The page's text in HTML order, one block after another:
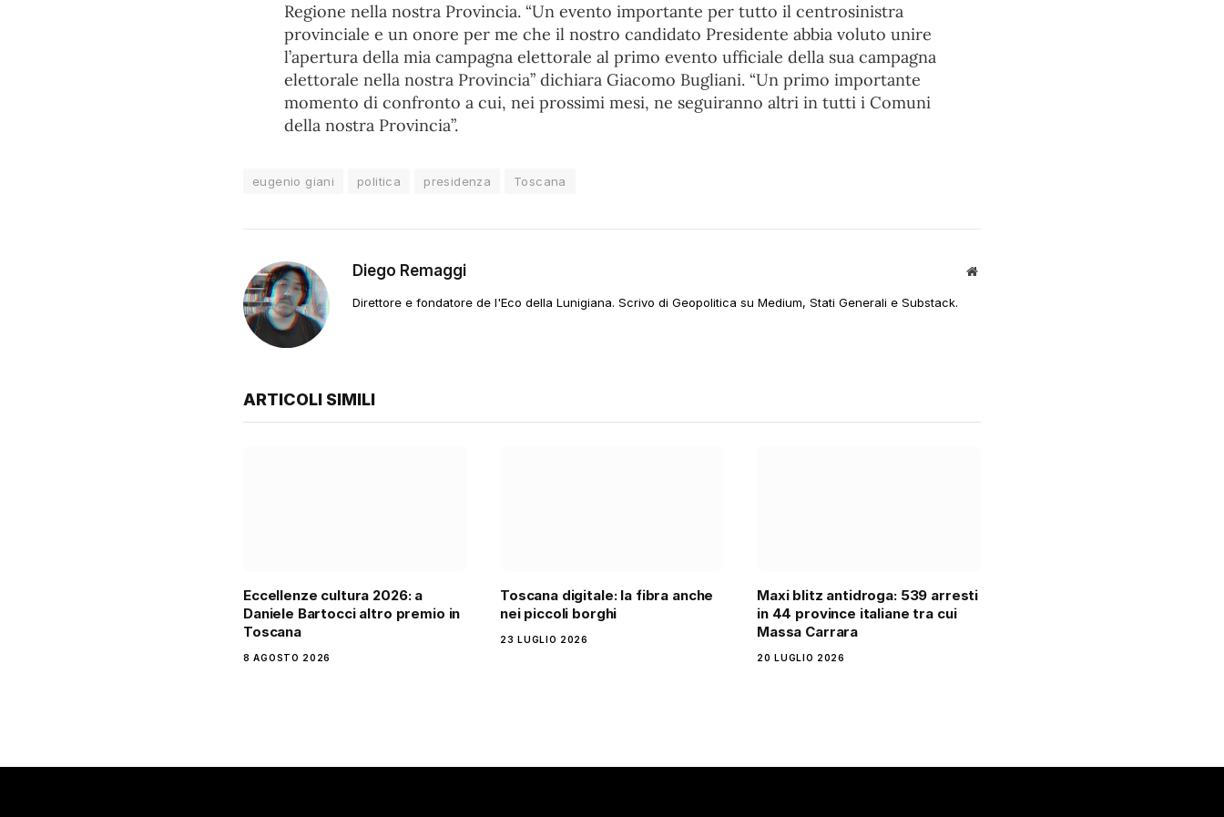
Regione nella nostra Provincia. “Un evento importante per tutto il centrosinistra
provinciale e un onore per me che il nostro candidato Presidente abbia voluto unire
l’apertura della mia campagna elettorale al primo evento ufficiale della sua campagna
elettorale nella nostra Provincia” dichiara Giacomo Bugliani. “Un primo importante
momento di confronto a cui, nei prossimi mesi, ne seguiranno altri in tutti i Comuni
della nostra Provincia”.
eugenio giani politica presidenza Toscana
Diego Remaggi
Sito
Direttore e fondatore de l'Eco della Lunigiana. Scrivo di Geopolitica su Medium, Stati Generali e Substack.
ARTICOLI SIMILI
Eccellenze cultura 2026: a
Daniele Bartocci altro premio in
Toscana
8 AGOSTO 2026
Toscana digitale: la fibra anche
nei piccoli borghi
23 LUGLIO 2026
Maxi blitz antidroga: 539 arresti
in 44 province italiane tra cui
Massa Carrara
20 LUGLIO 2026